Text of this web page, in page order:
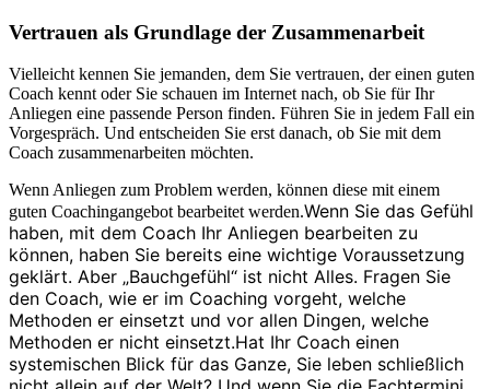
Vertrauen als Grundlage der Zusammenarbeit
Vielleicht kennen Sie jemanden, dem Sie vertrauen, der einen guten
Coach kennt oder Sie schauen im Internet nach, ob Sie für Ihr
Anliegen eine passende Person finden. Führen Sie in jedem Fall ein
Vorgespräch. Und entscheiden Sie erst danach, ob Sie mit dem
Coach zusammenarbeiten möchten.
Wenn Anliegen zum Problem werden, können diese mit einem
guten Coachingangebot bearbeitet werden.Wenn Sie das Gefühl
haben, mit dem Coach Ihr Anliegen bearbeiten zu
können, haben Sie bereits eine wichtige Voraussetzung
geklärt. Aber „Bauchgefühl“ ist nicht Alles. Fragen Sie
den Coach, wie er im Coaching vorgeht, welche
Methoden er einsetzt und vor allen Dingen, welche
Methoden er nicht einsetzt.Hat Ihr Coach einen
systemischen Blick für das Ganze, Sie leben schließlich